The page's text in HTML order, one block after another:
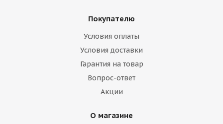
Покупателю
Условия оплаты
Условия доставки
Гарантия на товар
Вопрос-ответ
Акции
О магазине